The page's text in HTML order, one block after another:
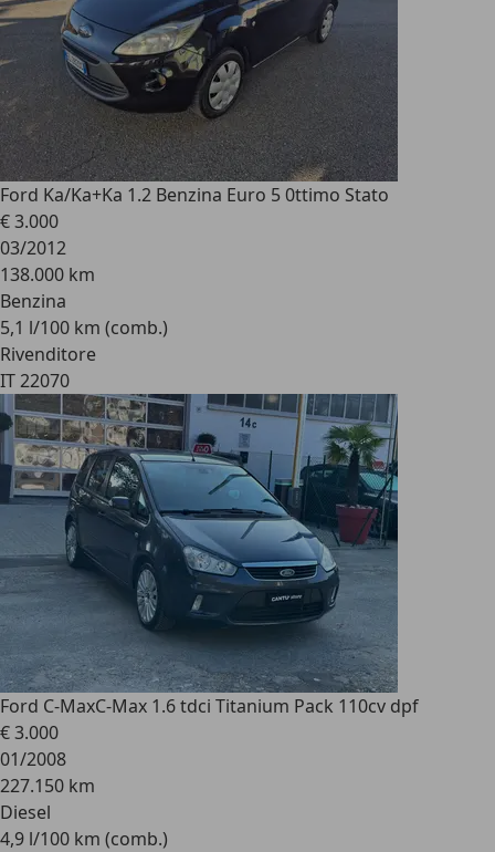
Ford Ka/Ka+Ka 1.2 Benzina Euro 5 0ttimo Stato
€ 3.000
03/2012
138.000 km
Benzina
5,1 l/100 km (comb.)
Rivenditore
IT 22070
Ford C-MaxC-Max 1.6 tdci Titanium Pack 110cv dpf
€ 3.000
01/2008
227.150 km
Diesel
4,9 l/100 km (comb.)